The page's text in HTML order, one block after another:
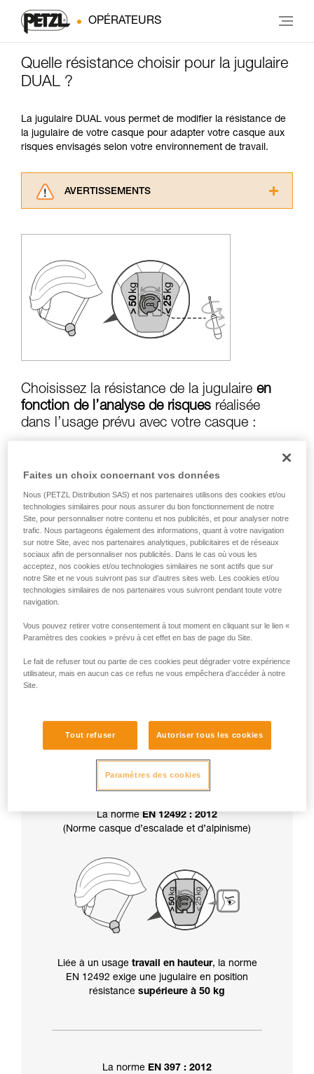
OPÉRATEURS
Quelle résistance choisir pour la jugulaire
DUAL ?
La jugulaire DUAL vous permet de modifier la résistance de
la jugulaire de votre casque pour adapter votre casque aux
risques envisagés selon votre environnement de travail.
AVERTISSEMENTS
informations de la notice technique pour
pouvoir comprendre ce complément
d’informations.
Maîtriser ces techniques nécessite une
formation et un entraînement spécifique. Validez
avec un professionnel votre capacité à refaire
liées à votre activité. Il peut en exister d’autres
que nous ne décrivons pas ici.
Choisissez la résistance de la jugulaire en
fonction de l’analyse de risques réalisée
dans l’usage prévu avec votre casque :
Risque de perte en cas de chute :jugulaire
en position résistance supérieure à 50 kg
Risque d’étranglement en cas d’accrochage
du casque :jugulaire en position résistance
inférieure à25 kg
Attention, votre casque est livré en position
jugulairedétermine aussi la certificationde
votre casque :
La norme EN 12492 : 2012
(Norme casque d’escalade et d’alpinisme)
Liée à un usage travail en hauteur, la norme
EN 12492 exige une jugulaire en position
résistance supérieure à 50 kg
La norme EN 397 : 2012
Faites un choix concernant vos données
Nous (PETZL Distribution SAS) et nos partenaires utilisons des cookies et/ou
technologies similaires pour nous assurer du bon fonctionnement de notre
Site, pour personnaliser notre contenu et nos publicités, et pour analyser notre
trafic. Nous partageons également des informations, quant à votre navigation
sur notre Site, avec nos partenaires analytiques, publicitaires et de réseaux
sociaux afin de personnaliser nos publicités. Dans le cas où vous les
acceptez, nos cookies et/ou technologies similaires ne sont actifs que sur
notre Site et ne vous suivront pas sur d’autres sites web. Les cookies et/ou
technologies similaires de nos partenaires vous suivront pendant toute votre
navigation.
Vous pouvez retirer votre consentement à tout moment en cliquant sur le lien «
Paramètres des cookies » prévu à cet effet en bas de page du Site.
Le fait de refuser tout ou partie de ces cookies peut dégrader votre expérience
utilisateur, mais en aucun cas ce refus ne vous empêchera d’accéder à notre
Site.
Tout refuser Autoriser tous les cookies
Paramètres des cookies